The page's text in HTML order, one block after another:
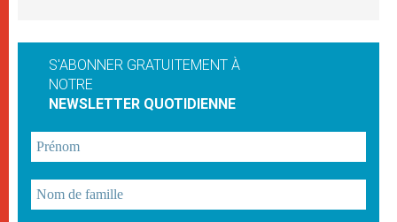
S'ABONNER GRATUITEMENT À
NOTRE
NEWSLETTER QUOTIDIENNE